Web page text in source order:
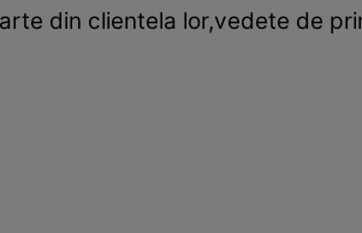
din clientela lor,vedete de